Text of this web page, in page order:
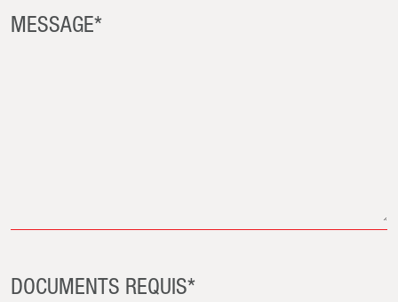
MESSAGE*
DOCUMENTS REQUIS*